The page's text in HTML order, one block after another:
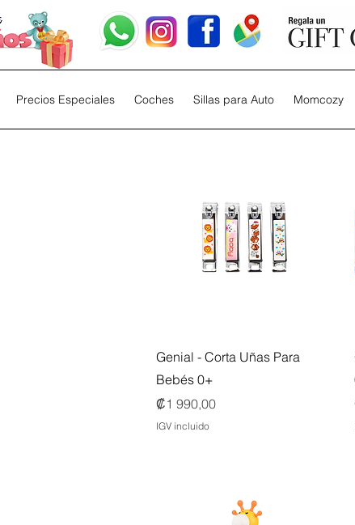
Precios Especiales Coches Sillas para Auto Momcozy
Vista rápida
Genial - Corta Uñas Para
Bebés 0+
Precio
₡1 990,00
IGV incluido